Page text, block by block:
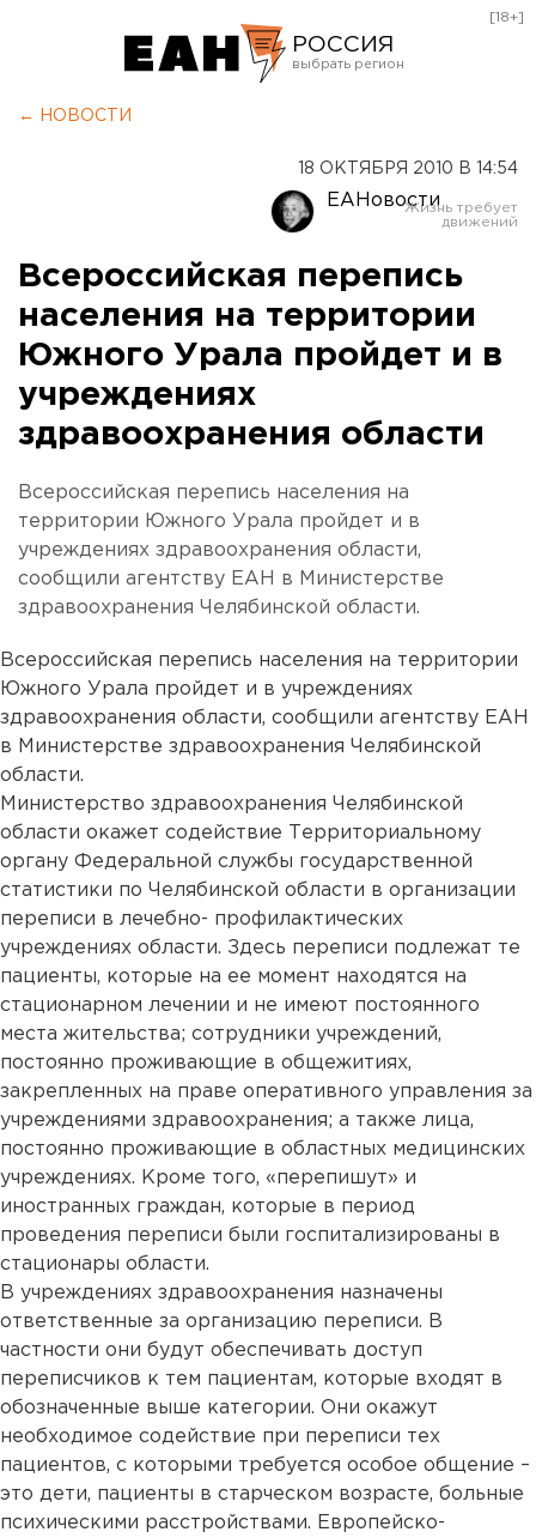
РОССИЯ
Оренбург
[18+]
← НОВОСТИ
18 ОКТЯБРЯ 2010 В 14:54
ЕАНовости
Всероссийская перепись
населения на территории
Южного Урала пройдет и в
учреждениях
здравоохранения области
Всероссийская перепись населения на
территории Южного Урала пройдет и в
учреждениях здравоохранения области,
сообщили агентству ЕАН в Министерстве
здравоохранения Челябинской области.
Всероссийская перепись населения на территории
Южного Урала пройдет и в учреждениях
здравоохранения области, сообщили агентству ЕАН
в Министерстве здравоохранения Челябинской
области.
Министерство здравоохранения Челябинской
области окажет содействие Территориальному
органу Федеральной службы государственной
статистики по Челябинской области в организации
переписи в лечебно- профилактических
учреждениях области. Здесь переписи подлежат те
пациенты, которые на ее момент находятся на
стационарном лечении и не имеют постоянного
места жительства; сотрудники учреждений,
постоянно проживающие в общежитиях,
закрепленных на праве оперативного управления за
учреждениями здравоохранения; а также лица,
постоянно проживающие в областных медицинских
учреждениях. Кроме того, «перепишут» и
иностранных граждан, которые в период
проведения переписи были госпитализированы в
стационары области.
В учреждениях здравоохранения назначены
ответственные за организацию переписи. В
частности они будут обеспечивать доступ
переписчиков к тем пациентам, которые входят в
обозначенные выше категории. Они окажут
необходимое содействие при переписи тех
пациентов, с которыми требуется особое общение –
это дети, пациенты в старческом возрасте, больные
психическими расстройствами. Европейско-